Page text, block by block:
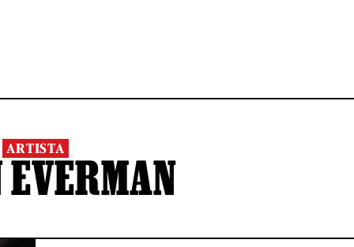
ARTISTA
EVERMAN